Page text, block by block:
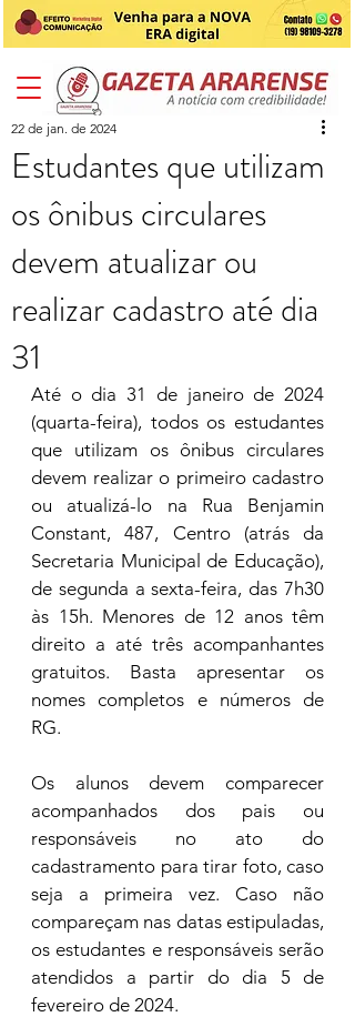
Estudantes que utilizam
os ônibus circulares
devem atualizar ou
realizar cadastro até dia
31
22 de jan. de 2024
Até o dia 31 de janeiro de 2024
(quarta-feira), todos os estudantes
que utilizam os ônibus circulares
devem realizar o primeiro cadastro
ou atualizá-lo na Rua Benjamin
Constant, 487, Centro (atrás da
Secretaria Municipal de Educação),
de segunda a sexta-feira, das 7h30
às 15h. Menores de 12 anos têm
direito a até três acompanhantes
gratuitos. Basta apresentar os
nomes completos e números de
RG.
Os alunos devem comparecer
acompanhados dos pais ou
responsáveis no ato do
cadastramento para tirar foto, caso
seja a primeira vez. Caso não
compareçam nas datas estipuladas,
os estudantes e responsáveis serão
atendidos a partir do dia 5 de
fevereiro de 2024.